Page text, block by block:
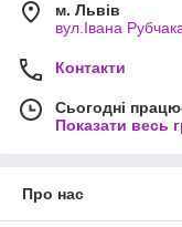
м. Львів
вул.Івана
Контакти
Сьогодні
Показати весь
Про нас